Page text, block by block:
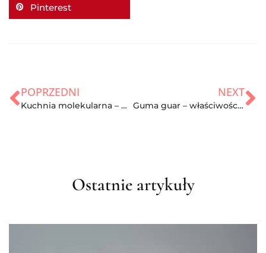
Pinterest
POPRZEDNI
Kuchnia molekularna – na czym polega? Czy jest zdrowa?
NEXT
Guma guar – właściwości, zastosowanie i opinie
Ostatnie artykuły